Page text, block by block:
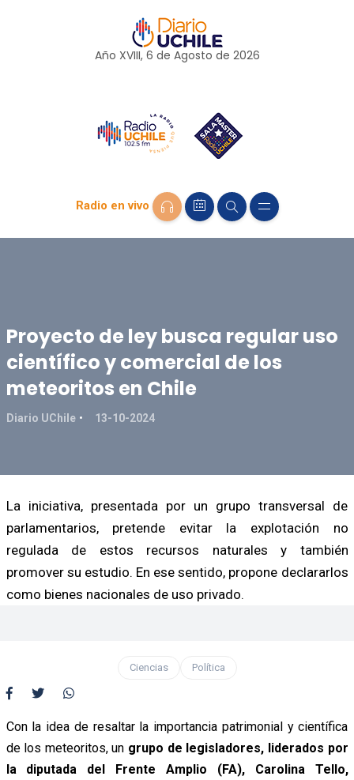
Año XVIII, 6 de Agosto de 2026
Radio en vivo
Proyecto de ley busca regular uso
científico y comercial de los
meteoritos en Chile
Diario UChile 13-10-2024
La iniciativa, presentada por un grupo transversal de
parlamentarios, pretende evitar la explotación no
regulada de estos recursos naturales y también
promover su estudio. En ese sentido, propone declararlos
como bienes nacionales de uso privado.
Ciencias Política
Con la idea de resaltar la importancia patrimonial y científica
de los meteoritos, un grupo de legisladores, liderados por
la diputada del Frente Amplio (FA), Carolina Tello,